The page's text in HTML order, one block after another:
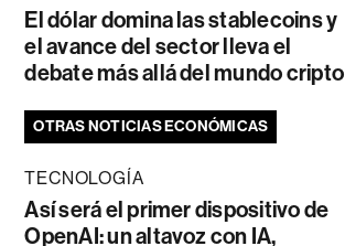
El dólar domina las stablecoins y
el avance del sector lleva el
debate más allá del mundo cripto
OTRAS NOTICIAS ECONÓMICAS
TECNOLOGÍA
Así será el primer dispositivo de
OpenAI: un altavoz con IA,